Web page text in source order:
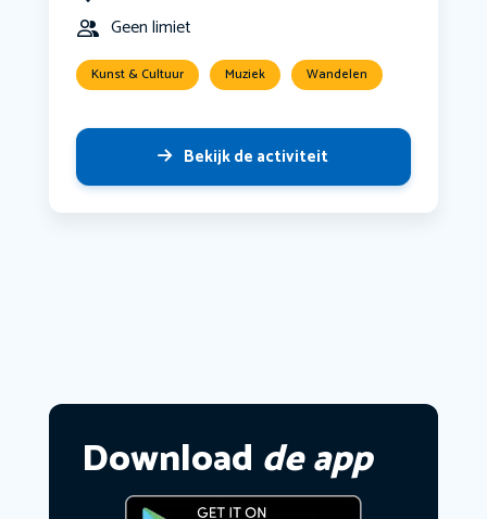
Geen limiet
Kunst & Cultuur Muziek Wandelen
Bekijk de activiteit
Download de app